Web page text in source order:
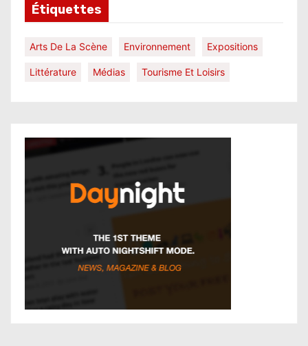
Étiquettes
Arts De La Scène Environnement Expositions
Littérature Médias Tourisme Et Loisirs